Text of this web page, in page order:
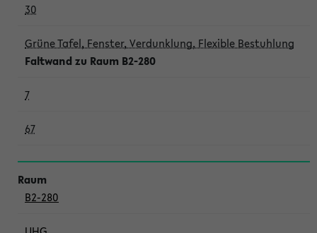
30
Grüne Tafel, Fenster, Verdunklung, Flexible Bestuhlung
Faltwand zu Raum B2-280
7
67
B2-280